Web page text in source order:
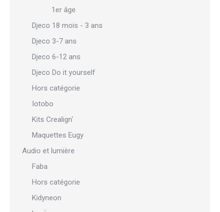
1er âge
Djeco 18 mois - 3 ans
Djeco 3-7 ans
Djeco 6-12 ans
Djeco Do it yourself
Hors catégorie
Iotobo
Kits Crealign'
Maquettes Eugy
Audio et lumière
Faba
Hors catégorie
Kidyneon